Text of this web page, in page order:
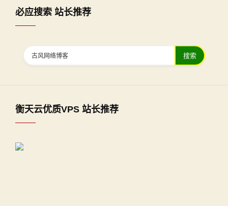
必应搜索 站长推荐
搜索
衡天云优质VPS 站长推荐